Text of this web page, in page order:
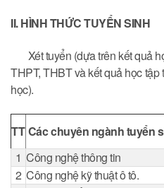
II. HÌNH THỨC TUYỂN SINH
Xét tuyển (dựa trên kết quả
THPT, THBT và kết quả học
học).
TTCác chuyên ngành tuyển
1 Công nghệ thông tin
2 Công nghệ kỹ thuật ô tô.